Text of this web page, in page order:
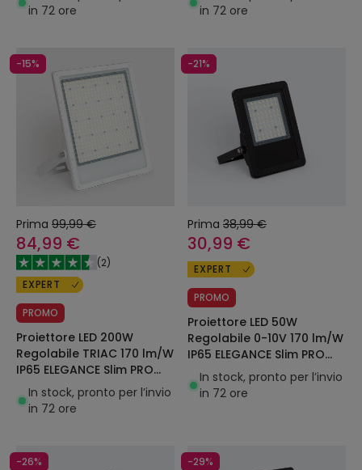
in 72 ore
in 72 ore
-15%
Prima 99,99 €
84,99 €
(2)
EXPERT
PROMO
Proiettore LED 200W
Regolabile TRIAC 170 lm/W
IP65 ELEGANCE Slim PRO
Bianco
In stock, pronto per l’invio
in 72 ore
-21%
Prima 38,99 €
30,99 €
EXPERT
PROMO
Proiettore LED 50W
Regolabile 0-10V 170 lm/W
IP65 ELEGANCE Slim PRO
Nero
In stock, pronto per l’invio
in 72 ore
-26% -29%